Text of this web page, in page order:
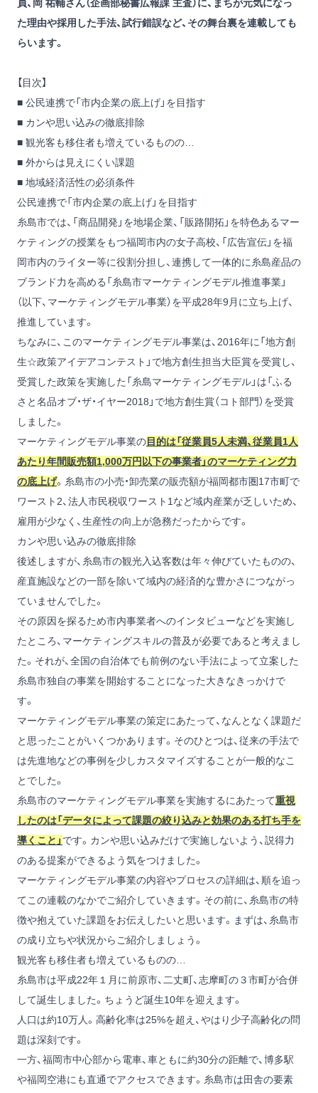
員、岡 祐輔さん（企画部秘書広報課 主査）に、まちが元気になっ
た理由や採用した手法、試行錯誤など、その舞台裏を連載しても
らいます。
【目次】
■ 公民連携で「市内企業の底上げ」を目指す
■ カンや思い込みの徹底排除
■ 観光客も移住者も増えているものの…
■ 外からは見えにくい課題
■ 地域経済活性の必須条件
公民連携で「市内企業の底上げ」を目指す
糸島市では、「商品開発」を地場企業、「販路開拓」を特色あるマー
ケティングの授業をもつ福岡市内の女子高校、「広告宣伝」を福
岡市内のライター等に役割分担し、連携して一体的に糸島産品の
ブランド力を高める「糸島市マーケティングモデル推進事業」
（以下、マーケティングモデル事業）を平成28年9月に立ち上げ、
推進しています。
ちなみに、このマーケティングモデル事業は、2016年に「地方創
生☆政策アイデアコンテスト」で地方創生担当大臣賞を受賞し、
受賞した政策を実施した「糸島マーケティングモデル」は「ふる
さと名品オブ・ザ・イヤー2018」で地方創生賞（コト部門）を受賞
しました。
マーケティングモデル事業の目的は「従業員5人未満、従業員1人
あたり年間販売額1,000万円以下の事業者」のマーケティング力
の底上げ。糸島市の小売・卸売業の販売額が福岡都市圏17市町で
ワースト2、法人市民税収ワースト1など域内産業が乏しいため、
雇用が少なく、生産性の向上が急務だったからです。
カンや思い込みの徹底排除
後述しますが、糸島市の観光入込客数は年々伸びていたものの、
産直施設などの一部を除いて域内の経済的な豊かさにつながっ
ていませんでした。
その原因を探るため市内事業者へのインタビューなどを実施し
たところ、マーケティングスキルの普及が必要であると考えまし
た。それが、全国の自治体でも前例のない手法によって立案した
糸島市独自の事業を開始することになった大きなきっかけで
す。
マーケティングモデル事業の策定にあたって、なんとなく課題だ
と思ったことがいくつかあります。そのひとつは、従来の手法で
は先進地などの事例を少しカスタマイズすることが一般的なこ
とでした。
糸島市のマーケティングモデル事業を実施するにあたって重視
したのは「データによって課題の絞り込みと効果のある打ち手を
導くこと」 です。カンや思い込みだけで実施しないよう、説得力
のある提案ができるよう気をつけました。
マーケティングモデル事業の内容やプロセスの詳細は、順を追っ
てこの連載のなかでご紹介していきます。その前に、糸島市の特
徴や抱えていた課題をお伝えしたいと思います。まずは、糸島市
の成り立ちや状況からご紹介しましょう。
観光客も移住者も増えているものの…
糸島市は平成22年１月に前原市、二丈町、志摩町の３市町が合併
して誕生しました。ちょうど誕生10年を迎えます。
人口は約10万人。高齢化率は25%を超え、やはり少子高齢化の問
題は深刻です。
一方、福岡市中心部から電車、車ともに約30分の距離で、博多駅
や福岡空港にも直通でアクセスできます。糸島市は田舎の要素